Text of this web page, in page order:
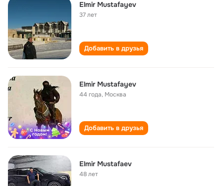
Elmir Mustafayev
37 лет
Добавить в друзья
Elmir Mustafayev
44 года, Москва
Добавить в друзья
Elmir Mustafaev
48 лет